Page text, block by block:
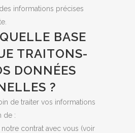
informations précises
BASE
TRAITONS-
DONNÉES
?
de traiter vos informations
de :
contrat avec vous (voir